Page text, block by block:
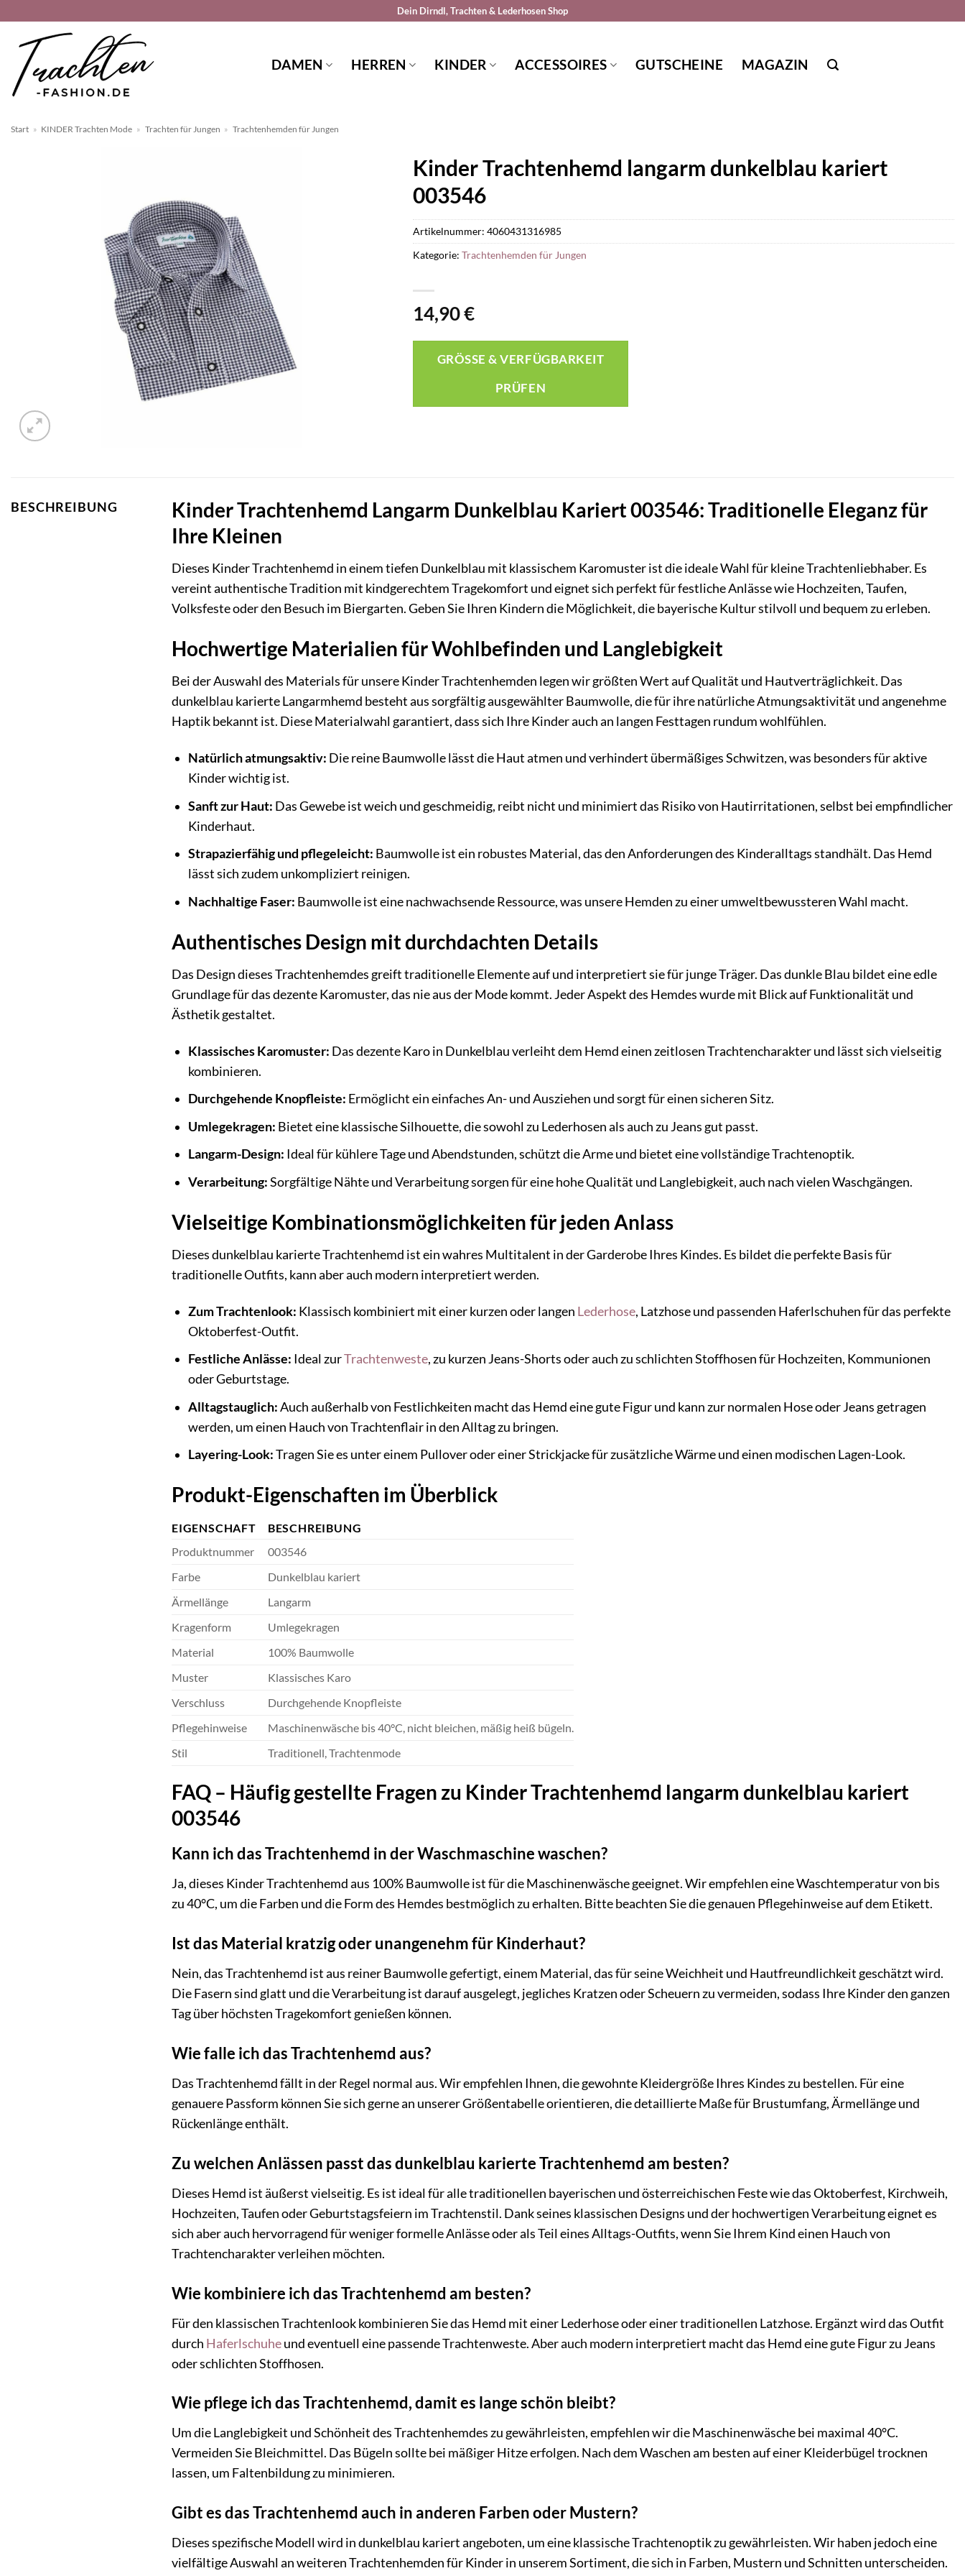
springen
Dein Dirndl, Trachten & Lederhosen Shop
DAMEN HERREN KINDER ACCESSOIRES GUTSCHEINE MAGAZIN
Start » KINDER Trachten Mode » Trachten für Jungen » Trachtenhemden für Jungen
Kinder Trachtenhemd langarm dunkelblau kariert
003546
14,90€
GRÖSSE & VERFÜGBARKEIT P
RÜFEN
Artikelnummer: 4060431316985
Kategorie: Trachtenhemden für Jungen
BESCHREIBUNG
Kinder Trachtenhemd Langarm Dunkelblau Kariert 003546: Traditionelle Eleganz für
Ihre Kleinen
Dieses Kinder Trachtenhemd in einem tiefen Dunkelblau mit klassischem Karomuster ist die ideale Wahl für kleine Trachtenliebhaber. Es
vereint authentische Tradition mit kindgerechtem Tragekomfort und eignet sich perfekt für festliche Anlässe wie Hochzeiten, Taufen,
Volksfeste oder den Besuch im Biergarten. Geben Sie Ihren Kindern die Möglichkeit, die bayerische Kultur stilvoll und bequem zu erleben.
Hochwertige Materialien für Wohlbefinden und Langlebigkeit
Bei der Auswahl des Materials für unsere Kinder Trachtenhemden legen wir größten Wert auf Qualität und Hautverträglichkeit. Das
dunkelblau karierte Langarmhemd besteht aus sorgfältig ausgewählter Baumwolle, die für ihre natürliche Atmungsaktivität und angenehme
Haptik bekannt ist. Diese Materialwahl garantiert, dass sich Ihre Kinder auch an langen Festtagen rundum wohlfühlen.
Natürlich atmungsaktiv: Die reine Baumwolle lässt die Haut atmen und verhindert übermäßiges Schwitzen, was besonders für aktive
Kinder wichtig ist.
Sanft zur Haut: Das Gewebe ist weich und geschmeidig, reibt nicht und minimiert das Risiko von Hautirritationen, selbst bei empfindlicher
Kinderhaut.
Strapazierfähig und pflegeleicht: Baumwolle ist ein robustes Material, das den Anforderungen des Kinderalltags standhält. Das Hemd
lässt sich zudem unkompliziert reinigen.
Nachhaltige Faser: Baumwolle ist eine nachwachsende Ressource, was unsere Hemden zu einer umweltbewussteren Wahl macht.
Authentisches Design mit durchdachten Details
Das Design dieses Trachtenhemdes greift traditionelle Elemente auf und interpretiert sie für junge Träger. Das dunkle Blau bildet eine edle
Grundlage für das dezente Karomuster, das nie aus der Mode kommt. Jeder Aspekt des Hemdes wurde mit Blick auf Funktionalität und
Ästhetik gestaltet.
Klassisches Karomuster: Das dezente Karo in Dunkelblau verleiht dem Hemd einen zeitlosen Trachtencharakter und lässt sich vielseitig
kombinieren.
Durchgehende Knopfleiste: Ermöglicht ein einfaches An- und Ausziehen und sorgt für einen sicheren Sitz.
Umlegekragen: Bietet eine klassische Silhouette, die sowohl zu Lederhosen als auch zu Jeans gut passt.
Langarm-Design: Ideal für kühlere Tage und Abendstunden, schützt die Arme und bietet eine vollständige Trachtenoptik.
Verarbeitung:Sorgfältige Nähte und Verarbeitung sorgen für eine hohe Qualität und Langlebigkeit, auch nach vielen Waschgängen.
Vielseitige Kombinationsmöglichkeiten für jeden Anlass
Dieses dunkelblau karierte Trachtenhemd ist ein wahres Multitalent in der Garderobe Ihres Kindes. Es bildet die perfekte Basis für
traditionelle Outfits, kann aber auch modern interpretiert werden.
Zum Trachtenlook: Klassisch kombiniert mit einer kurzen oder langen Lederhose, Latzhose und passenden Haferlschuhen für das perfekte
Oktoberfest-Outfit.
Festliche Anlässe: Ideal zurTrachtenweste, zu kurzen Jeans-Shorts oder auch zu schlichten Stoffhosen für Hochzeiten, Kommunionen
oder Geburtstage.
Alltagstauglich:Auch außerhalb von Festlichkeiten macht das Hemd eine gute Figur und kann zur normalen Hose oder Jeans getragen
werden, um einen Hauch von Trachtenflair in den Alltag zu bringen.
Layering-Look:Tragen Sie es unter einem Pullover oder einer Strickjacke für zusätzliche Wärme und einen modischen Lagen-Look.
Produkt-Eigenschaften im Überblick
EIGENSCHAFT
BESCHREIBUNG
Produktnummer
003546
Farbe
Dunkelblau kariert
Ärmellänge
Langarm
Kragenform
Umlegekragen
Material
100% Baumwolle
Muster
Klassisches Karo
Verschluss
Durchgehende Knopfleiste
Pflegehinweise
Maschinenwäsche bis 40°C, nicht bleichen, mäßig heiß bügeln.
Stil
Traditionell, Trachtenmode
FAQ – Häufig gestellte Fragen zu Kinder Trachtenhemd langarm dunkelblau kariert
003546
Kann ich das Trachtenhemd in der Waschmaschine waschen?
Ja, dieses Kinder Trachtenhemd aus 100% Baumwolle ist für die Maschinenwäsche geeignet. Wir empfehlen eine Waschtemperatur von bis
zu 40°C, um die Farben und die Form des Hemdes bestmöglich zu erhalten. Bitte beachten Sie die genauen Pflegehinweise auf dem Etikett.
Ist das Material kratzig oder unangenehm für Kinderhaut?
Nein, das Trachtenhemd ist aus reiner Baumwolle gefertigt, einem Material, das für seine Weichheit und Hautfreundlichkeit geschätzt wird.
Die Fasern sind glatt und die Verarbeitung ist darauf ausgelegt, jegliches Kratzen oder Scheuern zu vermeiden, sodass Ihre Kinder den ganzen
Tag über höchsten Tragekomfort genießen können.
Wie falle ich das Trachtenhemd aus?
Das Trachtenhemd fällt in der Regel normal aus. Wir empfehlen Ihnen, die gewohnte Kleidergröße Ihres Kindes zu bestellen. Für eine
genauere Passform können Sie sich gerne an unserer Größentabelle orientieren, die detaillierte Maße für Brustumfang, Ärmellänge und
Rückenlänge enthält.
Zu welchen Anlässen passt das dunkelblau karierte Trachtenhemd am besten?
Dieses Hemd ist äußerst vielseitig. Es ist ideal für alle traditionellen bayerischen und österreichischen Feste wie das Oktoberfest, Kirchweih,
Hochzeiten, Taufen oder Geburtstagsfeiern im Trachtenstil. Dank seines klassischen Designs und der hochwertigen Verarbeitung eignet es
sich aber auch hervorragend für weniger formelle Anlässe oder als Teil eines Alltags-Outfits, wenn Sie Ihrem Kind einen Hauch von
Trachtencharakter verleihen möchten.
Wie kombiniere ich das Trachtenhemd am besten?
Für den klassischen Trachtenlook kombinieren Sie das Hemd mit einer Lederhose oder einer traditionellen Latzhose. Ergänzt wird das Outfit
durch Haferlschuheund eventuell eine passende Trachtenweste. Aber auch modern interpretiert macht das Hemd eine gute Figur zu Jeans
oder schlichten Stoffhosen.
Wie pflege ich das Trachtenhemd, damit es lange schön bleibt?
Um die Langlebigkeit und Schönheit des Trachtenhemdes zu gewährleisten, empfehlen wir die Maschinenwäsche bei maximal 40°C.
Vermeiden Sie Bleichmittel. Das Bügeln sollte bei mäßiger Hitze erfolgen. Nach dem Waschen am besten auf einer Kleiderbügel trocknen
lassen, um Faltenbildung zu minimieren.
Gibt es das Trachtenhemd auch in anderen Farben oder Mustern?
Dieses spezifische Modell wird in dunkelblau kariert angeboten, um eine klassische Trachtenoptik zu gewährleisten. Wir haben jedoch eine
vielfältige Auswahl an weiteren Trachtenhemden für Kinder in unserem Sortiment, die sich in Farben, Mustern und Schnitten unterscheiden.